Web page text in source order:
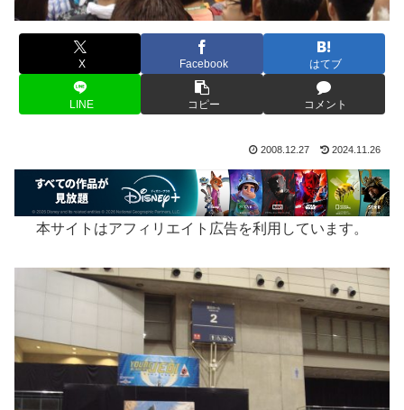
X Facebook はてブ
LINE コピー コメント
2008.12.27 2024.11.26
本サイトはアフィリエイト広告を利用しています。